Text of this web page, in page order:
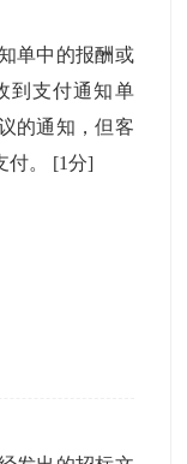
单中的报酬或
到支付通知单
的通知，但客
付。 [1分]